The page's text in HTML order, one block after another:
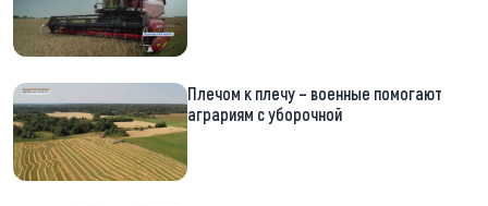
Плечом к плечу – военные помогают
аграриям с уборочной